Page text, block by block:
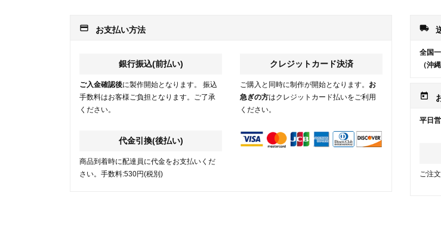
payment お支払い方法
銀行振込(前払い)
ご入金確認後に製作開始となります。 振込
手数料はお客様ご負担となります。ご了承
ください。
代金引換(後払い)
商品到着時に配達員に代金をお支払いくだ
さい。手数料:530円(税別)
クレジットカード決済
ご購入と同時に制作が開始となります。 お
急ぎの方はクレジットカード払いをご利用
ください。
local_shipping
全国
（沖
today
平日
ご注